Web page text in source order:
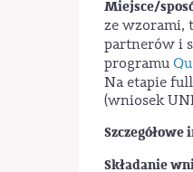
Miejsce/
ze wzorami,
partnerów i
programu
Na etapie
(wniosek
Składanie